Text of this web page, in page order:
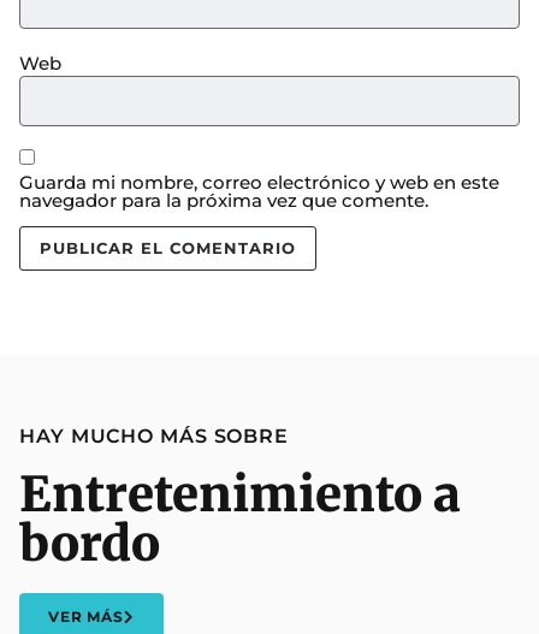
Web
Guarda mi nombre, correo electrónico y web en este
navegador para la próxima vez que comente.
HAY MUCHO MÁS SOBRE
Entretenimiento a
bordo
VER MÁS